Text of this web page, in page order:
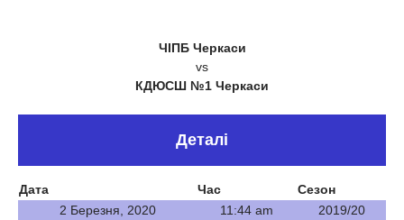
ЧІПБ Черкаси
vs
КДЮСШ №1 Черкаси
Деталі
Дата Час
Сезон
2 Березня, 2020
11:44 am 2019/20